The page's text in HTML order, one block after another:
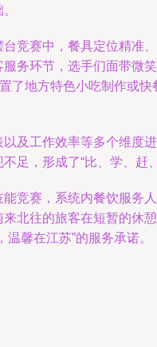
竞赛中，餐具定位精准
务环节，选手们面带微
了地方特色小吃制作或快
及工作效率等多个维度
，形成了“比、学、赶
竞赛，系统内餐饮服务
北往的旅客在短暂的休
馨在江苏”的服务承诺。